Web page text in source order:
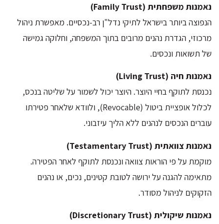
נאמנות משפחתית (Family Trust)
הנפוצה ביותר בישראל לתיקי נדל"ן רב-נכסיים. מאפשרת ניהול
מרכוזי, הגדרת נהנים מרובים בתוך המשפחה, וחלוקה גמישה
של תשואות ונכסים.
נאמנות חיה (Living Trust)
נכנסת לתוקף בחיי היוצר. היוצר יכול לשמור על שליטה בנכס,
לכלול אופציית ביטול (Revocable), ולוודא שלאחר פטירתו
עוברים הנכסים לנהנים ללא הליך עיזבוני.
נאמנות צוואתית (Testamentary Trust)
מוקמת על פי הוראות צוואה ונכנסת לתוקף לאחר הפטירה.
מתאימה להגנה על ירושה לטובת קטינים, נכים, או נהנים
הזקוקים לניהול מסודר.
נאמנות שיקולית (Discretionary Trust)